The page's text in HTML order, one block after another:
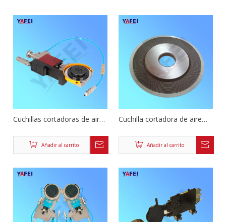
Cuchillas cortadoras de aire
Añadir al carrito
Cuchilla cortadora de aire
Añadir al carrito